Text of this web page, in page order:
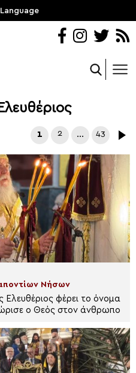
1 2 … 43
Νήσων
Ελευθέριος φέρει το όνομα
ο Θεός στον άνθρωπο